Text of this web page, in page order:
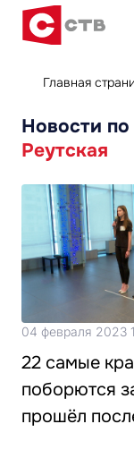
Главная
Новости по
Реутская
04 февраля 2023
22 самые
поборются
прошёл